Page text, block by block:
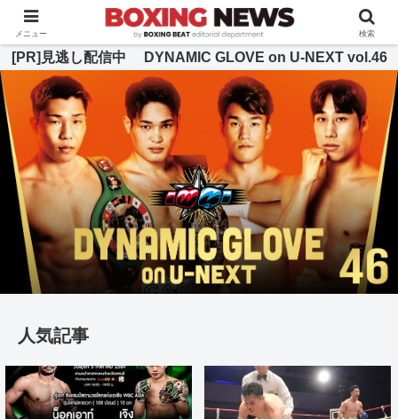
BOXING BEAT [ボクシング・ビート] 公式サイト
[PR]見逃し配信中 DYNAMIC GLOVE on U-NEXT vol.46
人気記事
メニュー 検索